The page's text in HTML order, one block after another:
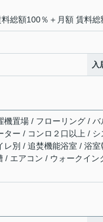
総額100％＋月額 賃料総
入
機置場 / フローリング /
ター / コンロ２口以上 /
レ別 / 追焚機能浴室 / 浴
/ エアコン / ウォークイ